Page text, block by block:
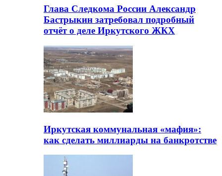
Глава Следкома России Александр
Бастрыкин затребовал подробный
отчёт о деле Иркутского ЖКХ
Иркутская коммунальная «мафия»:
как сделать миллиарды на банкротстве